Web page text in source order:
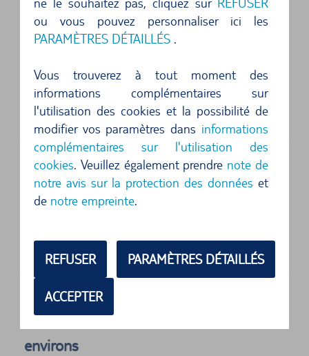
ou vous pouvez personnaliser ici les
PARAMÈTRES DÉTAILLÉS.
Vous trouverez à tout moment des
informations complémentaires sur
l'utilisation des cookies et la possibilité de
modifier vos paramètres dans informations
complémentaires sur l'utilisation des
cookies. Veuillez également prendre note de
notre avis sur la protection des données et
de notre empreinte.
REFUSER PARAMÈTRES DÉTAILLÉS
ACCEPTER
Alamo Autovermietung
St.Stephens Green Shooping Ctr
Grownd Floor
Dublin
Adresse physique
Europcar
D01 EK06 Dublin
À la découverte de Dublin en voiture de
location : les excursions dans les
environs